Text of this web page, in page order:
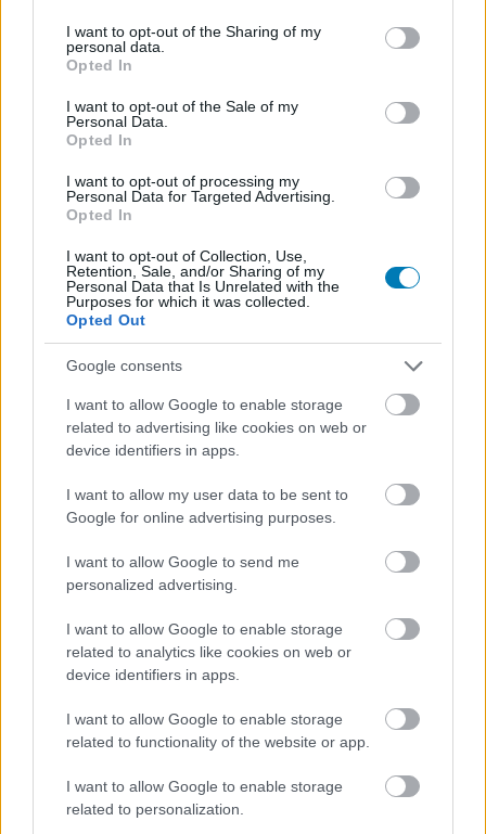
not limited to your visit or usage behaviour. You may click to
grant or deny consent to Google and its third-party tags to
use your data for below specified purposes in below Google
consent section.
I want to opt-out of the Sharing of my
personal data.
Opted In
I want to opt-out of the Sale of my
Personal Data.
Opted In
I want to opt-out of processing my
Personal Data for Targeted Advertising.
Opted In
I want to opt-out of Collection, Use,
Retention, Sale, and/or Sharing of my
Personal Data that Is Unrelated with the
Purposes for which it was collected.
Opted Out
Google consents
I want to allow Google to enable storage
related to advertising like cookies on web or
device identifiers in apps.
I want to allow my user data to be sent to
Google for online advertising purposes.
I want to allow Google to send me
personalized advertising.
I want to allow Google to enable storage
related to analytics like cookies on web or
device identifiers in apps.
I want to allow Google to enable storage
related to functionality of the website or app.
I want to allow Google to enable storage
related to personalization.
mutatja be - jelen esetben épp a mormonokét (
mormon feleségek titkos élete
annak a nyolc Oscar-díjra jelölt Bob Dylan életrajzi filmet
Sehol se nélküled
Chalamet főszereplésével, vagy engednie, hogy a mindig
csodálatos Stanley Tucci végigkalauzolja az olasz
gasztronómia világának legízletesebb állomásain
Stanley Tucci: Az olasz konyha nyomában
Végezetül érdemes még megemlíteni, hogy a szolgáltató
mostanában nagyon rágyúrt a true crime témára, és
olyan dráma-, illetve dokusorozatokkal kedveskedik a
műfaj kedvelőinek, mint aBotrány
, aHogyan
fogtam el a gyilkosomat
, valamint azÖrdög a
elérhetőek a kínálatban, nem kell rájuk várni.
Star Wars: Alvilági históriák 1. évad- május 4.
Abbott Általános Iskola 2. évad- május 14. (minden
epizód elérhető)
A mormon feleségek titkos élete 2. évad